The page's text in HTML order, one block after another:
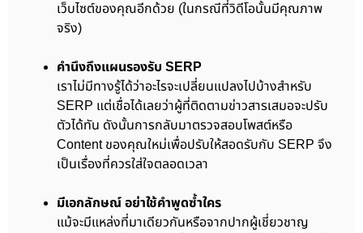
เว็บไซต์ของคุณอีกด้วย (ในกรณีที่วิดีโอนั้นมีคุณภาพ
จริง)
คำนึงถึงแผนรองรับ SERP
เราไม่มีทางรู้ได้ว่าอะไรจะเปลี่ยนแปลงไปบ้างสำหรับ
SERP แต่เชื่อได้เลยว่าผู้ที่ติดตามข่าวสารเสมอจะปรับ
ตัวได้ทัน ดังนั้นการกลับมาตรวจสอบโพสต์หรือ
Content ของคุณใหม่เพื่อปรับให้สอดรับกับ SERP จึง
เป็นเรื่องที่ควรใส่ใจตลอดเวลา
มีเอกลักษณ์ อย่าใช้คำพูดซ้ำใคร
แม้จะมีแหล่งที่มาเดียวกันหรือจากปากผู้เชี่ยวชาญ